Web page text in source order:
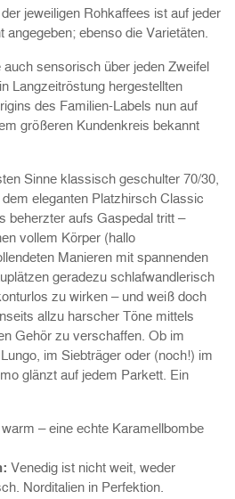
jeweiligen Rohkaffees ist auf jeder
ebenso die Varietäten.
sensorisch über jeden Zweifel
Langzeitröstung hergestellten
des Familien-Labels nun auf
größeren Kundenkreis bekannt
Sinne klassisch geschulter 70/30,
eleganten Platzhirsch Classic
beherzter aufs Gaspedal tritt –
vollem Körper (hallo
Manieren mit spannenden
geradezu schlafwandlerisch
zu wirken – und weiß doch
allzu harscher Töne mittels
Gehör zu verschaffen. Ob im
im Siebträger oder (noch!) im
glänzt auf jedem Parkett. Ein
– eine echte Karamellbombe
Venedig ist nicht weit, weder
Norditalien in Perfektion.